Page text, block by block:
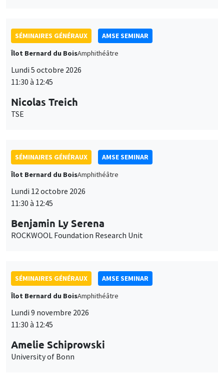
SÉMINAIRES GÉNÉRAUX
AMSE SEMINAR
Îlot Bernard du BoisAmphithéâtre
Lundi 5 octobre 2026
11:30 à 12:45
Nicolas Treich
TSE
SÉMINAIRES GÉNÉRAUX
AMSE SEMINAR
Îlot Bernard du BoisAmphithéâtre
Lundi 12 octobre 2026
11:30 à 12:45
Benjamin Ly Serena
ROCKWOOL Foundation Research Unit
SÉMINAIRES GÉNÉRAUX
AMSE SEMINAR
Îlot Bernard du BoisAmphithéâtre
Lundi 9 novembre 2026
11:30 à 12:45
Amelie Schiprowski
University of Bonn